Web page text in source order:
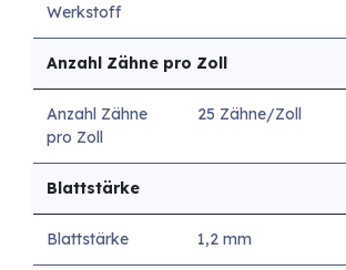
Werkstoff
Anzahl Zähne pro Zoll
Anzahl Zähne
pro Zoll
25 Zähne/Zoll
Blattstärke
Blattstärke 1,2 mm